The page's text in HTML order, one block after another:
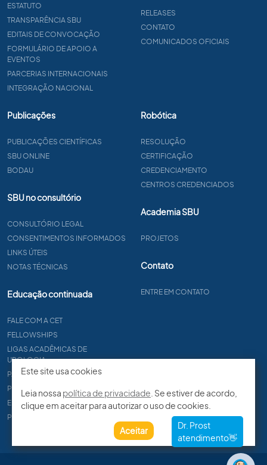
ESTATUTO
TRANSPARÊNCIA SBU
EDITAIS DE CONVOCAÇÃO
FORMULÁRIO DE APOIO A
EVENTOS
PARCERIAS INTERNACIONAIS
INTEGRAÇÃO NACIONAL
RELEASES
CONTATO
COMUNICADOS OFICIAIS
Publicações
PUBLICAÇÕES CIENTÍFICAS
SBU ONLINE
BODAU
SBU no consultório
CONSULTÓRIO LEGAL
CONSENTIMENTOS INFORMADOS
LINKS ÚTEIS
NOTAS TÉCNICAS
Educação continuada
FALE COM A CET
FELLOWSHIPS
LIGAS ACADÊMICAS DE
UROLOGIA
PAPER
PROCET
EDITAIS
PROGRAMA DE RESIDÊNCIA
Robótica
RESOLUÇÃO
CERTIFICAÇÃO
CREDENCIAMENTO
CENTROS CREDENCIADOS
Academia SBU
PROJETOS
Contato
ENTRE EM CONTATO
Este site usa cookies
Leia nossa política de privacidade . Se estiver de acordo,
clique em aceitar para autorizar o uso de cookies.
Aceitar